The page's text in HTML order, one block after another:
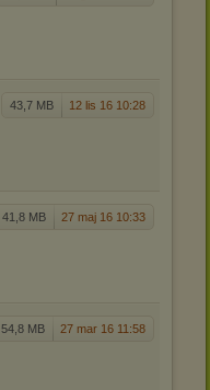
43,7 MB 12 lis 16 10:28
41,8 MB 27 maj 16 10:33
54,8 MB 27 mar 16 11:58